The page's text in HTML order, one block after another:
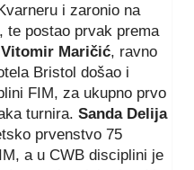
i zaronio na
te postao prvak prema
Vitomir Maričić, ravno
Bristol došao i
FIM, za ukupno prvo
turnira. Sanda Delija
prvenstvo 75
a u CWB disciplini je